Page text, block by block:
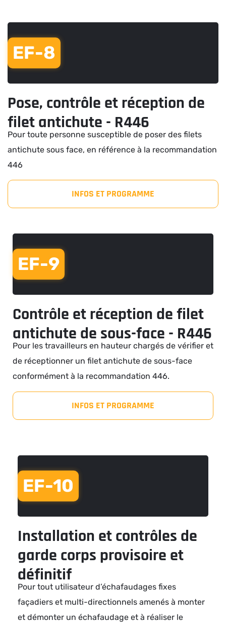
Pose, contrôle et réception de
filet antichute - R446
Pour toute personne susceptible de poser des filets
antichute sous face, en référence à la recommandation
446
INFOS ET PROGRAMME
EF-8
EF-9
Contrôle et réception de filet
antichute de sous-face - R446
Pour les travailleurs en hauteur chargés de vérifier et
de réceptionner un filet antichute de sous-face
conformément à la recommandation 446.
INFOS ET PROGRAMME
Installation et contrôles de
garde corps provisoire et
définitif
Pour tout utilisateur d’échafaudages fixes
façadiers et multi-directionnels amenés à monter
et démonter un échafaudage et à réaliser le
EF-10